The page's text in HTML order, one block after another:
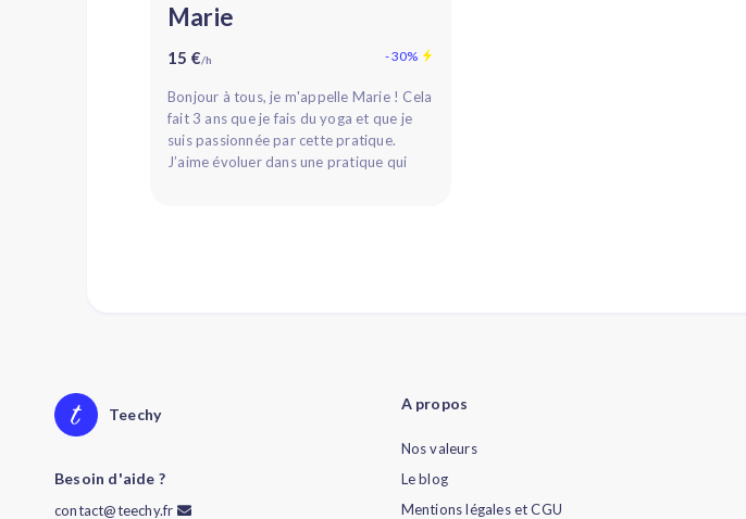
marie
15 €/h - 30%
Bonjour à tous, je m'appelle Marie ! Cela
fait 3 ans que je fais du yoga et que je
suis passionnée par cette pratique.
J’aime évoluer dans une pratique qui
Teechy
Besoin d'aide ?
contact@teechy.fr
A propos
Nos valeurs
Le blog
Mentions légales et CGU